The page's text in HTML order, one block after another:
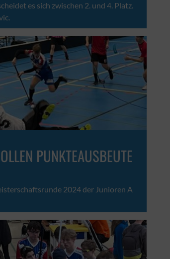
es sich zwischen 2. und 4. Platz.
PUNKTEAUSBEUTE
2024 der Junioren A